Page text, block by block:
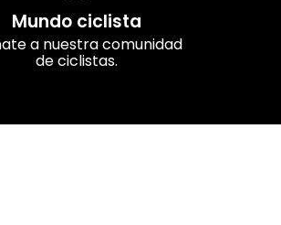
Mundo ciclista
a nuestra comunidad
de ciclistas.